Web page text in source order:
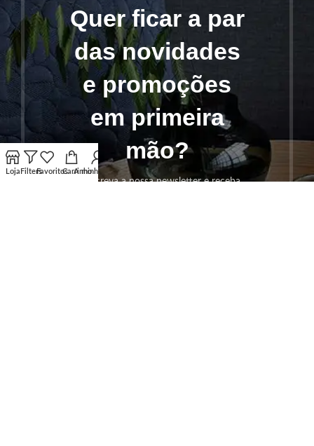
Quer ficar a par
das novidades
e promoções
em primeira
mão?
Subscreva a nossa newsletter e receba
Loja FiltersFavoritosCarrinho
A minha conta